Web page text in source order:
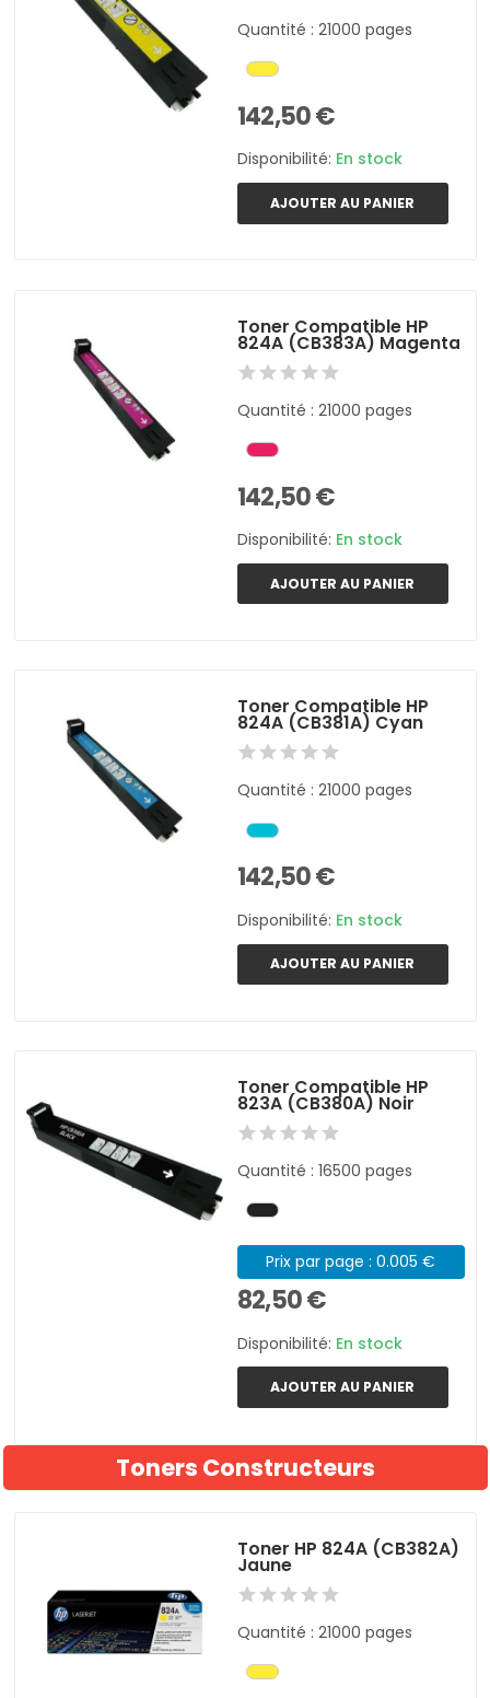
Quantité : 21000 pages
142,50 €
Disponibilité: En stock
AJOUTER AU PANIER
Toner Compatible HP
824A (CB383A) Magenta
Quantité : 21000 pages
142,50 €
Disponibilité: En stock
AJOUTER AU PANIER
Toner Compatible HP
824A (CB381A) Cyan
Quantité : 21000 pages
142,50 €
Disponibilité: En stock
AJOUTER AU PANIER
Toner Compatible HP
823A (CB380A) Noir
Quantité : 16500 pages
Prix par page : 0.005 €
82,50 €
Disponibilité: En stock
AJOUTER AU PANIER
Toners Constructeurs
Toner HP 824A (CB382A)
Jaune
Quantité : 21000 pages